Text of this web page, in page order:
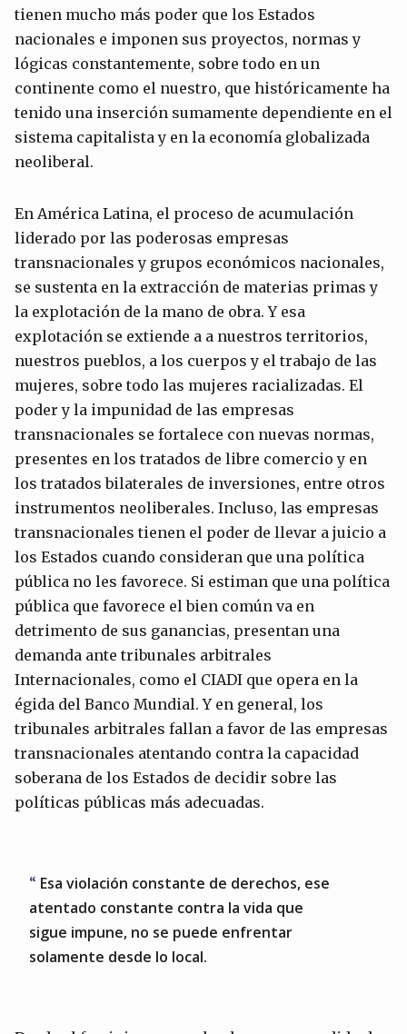
tienen mucho más poder que los Estados
nacionales e imponen sus proyectos, normas y
lógicas constantemente, sobre todo en un
continente como el nuestro, que históricamente ha
tenido una inserción sumamente dependiente en el
sistema capitalista y en la economía globalizada
neoliberal.
En América Latina, el proceso de acumulación
liderado por las poderosas empresas
transnacionales y grupos económicos nacionales,
se sustenta en la extracción de materias primas y
la explotación de la mano de obra. Y esa
explotación se extiende a a nuestros territorios,
nuestros pueblos, a los cuerpos y el trabajo de las
mujeres, sobre todo las mujeres racializadas. El
poder y la impunidad de las empresas
transnacionales se fortalece con nuevas normas,
presentes en los tratados de libre comercio y en
los tratados bilaterales de inversiones, entre otros
instrumentos neoliberales. Incluso, las empresas
transnacionales tienen el poder de llevar a juicio a
los Estados cuando consideran que una política
pública no les favorece. Si estiman que una política
pública que favorece el bien común va en
detrimento de sus ganancias, presentan una
demanda ante tribunales arbitrales
Internacionales, como el CIADI que opera en la
égida del Banco Mundial. Y en general, los
tribunales arbitrales fallan a favor de las empresas
transnacionales atentando contra la capacidad
soberana de los Estados de decidir sobre las
políticas públicas más adecuadas.
Esa violación constante de derechos, ese
atentado constante contra la vida que
sigue impune, no se puede enfrentar
solamente desde lo local.